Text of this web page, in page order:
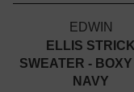
EDWIN
ELLIS STRICK
SWEATER -
NAVY